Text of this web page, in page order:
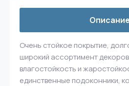
Описание
Очень стойкое покрытие,
широкий ассортимент
влагостойкость и
единственные подоконники,